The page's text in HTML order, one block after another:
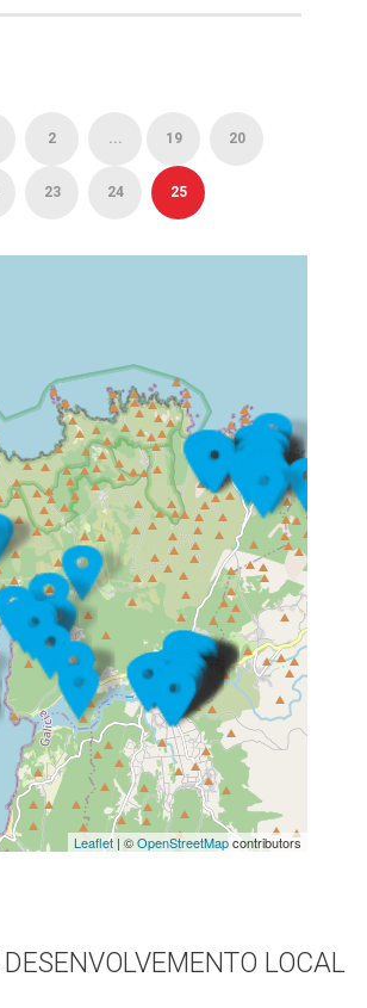
2 ... 19 20
23 24 25
Leaflet| ©OpenStreetMapcontributors
LOCAL